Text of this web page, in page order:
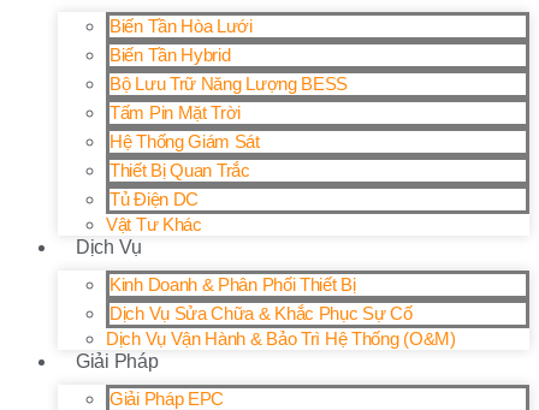
Biến Tần Hòa Lưới
Biến Tần Hybrid
Bộ Lưu Trữ Năng Lượng BESS
Tấm Pin Mặt Trời
Hệ Thống Giám Sát
Thiết Bị Quan Trắc
Tủ Điện DC
Vật Tư Khác
Dịch Vụ
Kinh Doanh & Phân Phối Thiết Bị
Dịch Vụ Sửa Chữa & Khắc Phục Sự Cố
Dịch Vụ Vận Hành & Bảo Trì Hệ Thống (O&M)
Giải Pháp
Giải Pháp EPC